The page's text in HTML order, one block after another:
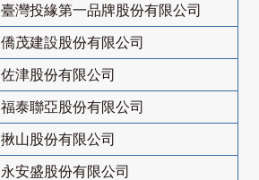
臺灣投緣第一品牌股份有限公司
僑茂建設股份有限公司
佐津股份有限公司
福泰聯亞股份有限公司
揪山股份有限公司
永安盛股份有限公司